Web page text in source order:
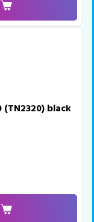
black